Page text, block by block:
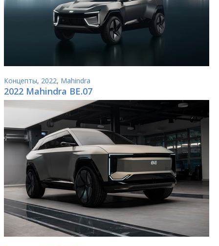
Концепты, 2022, Mahindra
2022 Mahindra BE.07